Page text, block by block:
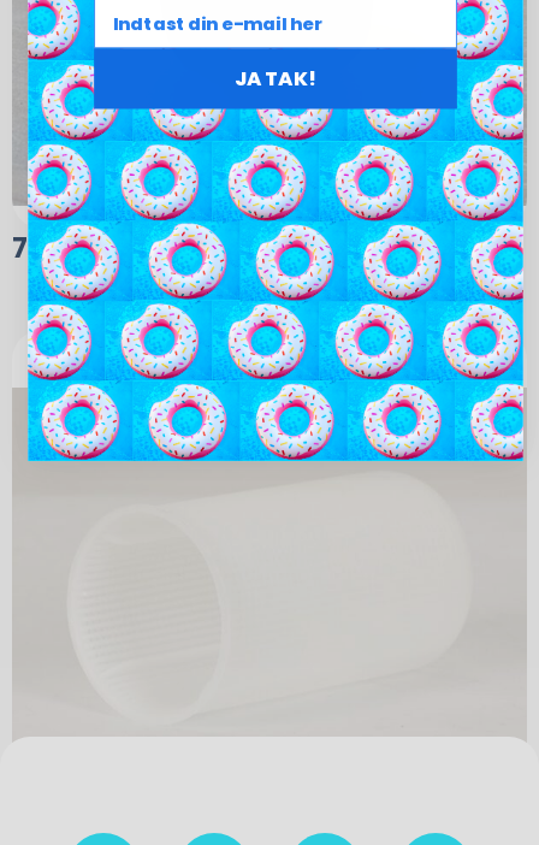
75,00kr.
JA TAK!